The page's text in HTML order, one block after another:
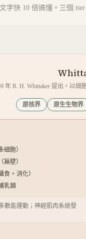
字快 10 倍搞懂。三個 tier
年 R. H. Whittaker 提出，以
原核界 原生生物界
細胞）
無壁）
食 + 消化）
乳類
數能運動；神經肌肉系統發